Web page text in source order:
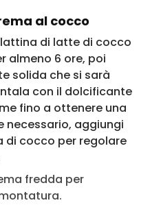
al cocco
di latte di cocco
almeno 6 ore, poi
solida che si sarà
con il dolcificante
fino a ottenere una
necessario, aggiungi
di cocco per regolare
fredda per